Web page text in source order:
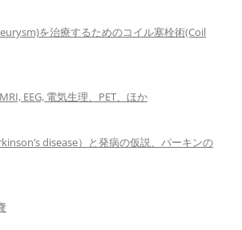
を治療するためのコイル塞栓術(Coil
EEG, 電気生理、PET、ほか
disease）と発病の仮説、パーキンの